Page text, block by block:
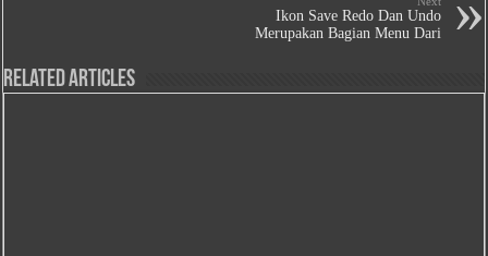
Ikon Save Redo Dan Undo
Merupakan Bagian Menu Dari
Related Articles